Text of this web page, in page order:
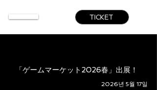
TICKET
「ゲームマーケット2026春」出展！
2026년 5월 17일